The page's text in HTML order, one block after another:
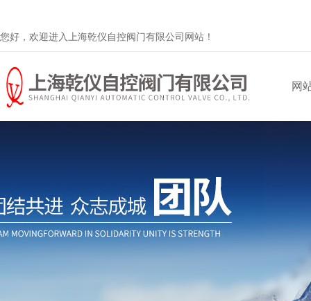
您好，欢迎进入上海乾仪自控阀门有限公司网站！
网